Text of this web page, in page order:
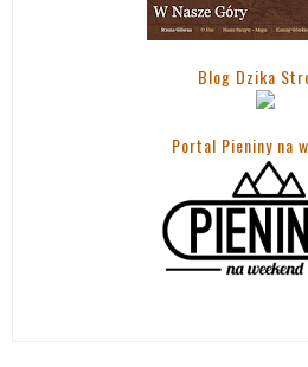
Blog Dzika
Portal Pieniny na